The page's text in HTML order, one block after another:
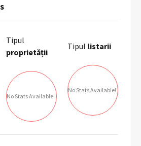
Tipul
proprietății
No Stats Available!
Tipul listarii
No Stats Available!